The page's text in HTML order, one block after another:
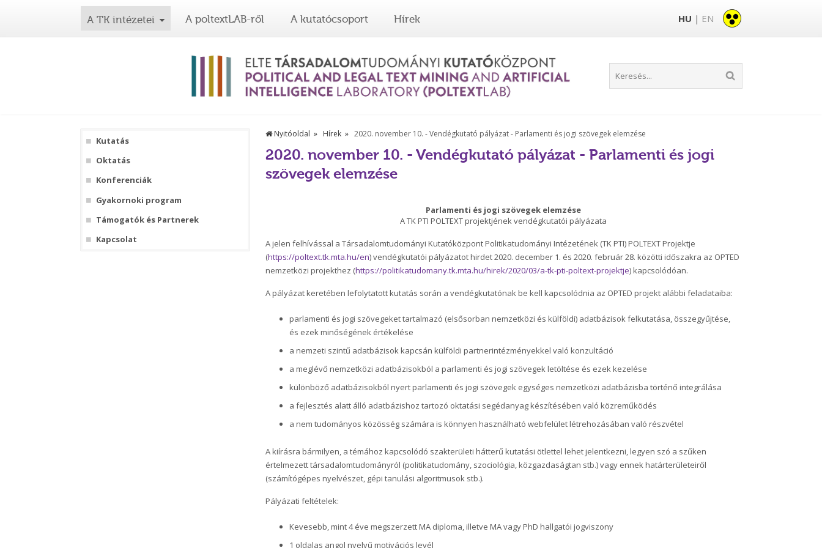
A TK intézetei A poltextLAB-ről A kutatócsoport Hírek HU | EN
Kutatás
Oktatás
Konferenciák
Gyakornoki program
Támogatók és Partnerek
Kapcsolat
Nyitóoldal Hírek 2020. november 10. - Vendégkutató pályázat - Parlamenti és jogi szövegek elemzése
2020. november 10. - Vendégkutató pályázat - Parlamenti és jogi
szövegek elemzése
Parlamenti és jogi szövegek elemzése
A TK PTI POLTEXT projektjének vendégkutatói pályázata
A jelen felhívással a Társadalomtudományi Kutatóközpont Politikatudományi Intézetének (TK PTI) POLTEXT Projektje
(https://poltext.tk.mta.hu/en) vendégkutatói pályázatot hirdet 2020. december 1. és 2020. február 28. közötti időszakra az OPTED
nemzetközi projekthez (https://politikatudomany.tk.mta.hu/hirek/2020/03/a-tk-pti-poltext-projektje) kapcsolódóan.
A pályázat keretében lefolytatott kutatás során a vendégkutatónak be kell kapcsolódnia az OPTED projekt alábbi feladataiba:
parlamenti és jogi szövegeket tartalmazó (elsősorban nemzetközi és külföldi) adatbázisok felkutatása, összegyűjtése,
és ezek minőségének értékelése
a nemzeti szintű adatbázisok kapcsán külföldi partnerintézményekkel való konzultáció
a meglévő nemzetközi adatbázisokból a parlamenti és jogi szövegek letöltése és ezek kezelése
különböző adatbázisokból nyert parlamenti és jogi szövegek egységes nemzetközi adatbázisba történő integrálása
a fejlesztés alatt álló adatbázishoz tartozó oktatási segédanyag készítésében való közreműködés
a nem tudományos közösség számára is könnyen használható webfelület létrehozásában való részvétel
A kiírásra bármilyen, a témához kapcsolódó szakterületi hátterű kutatási ötlettel lehet jelentkezni, legyen szó a szűken
értelmezett társadalomtudományról (politikatudomány, szociológia, közgazdaságtan stb.) vagy ennek határterületeiről
(számítógépes nyelvészet, gépi tanulási algoritmusok stb.).
Pályázati feltételek:
Kevesebb, mint 4 éve megszerzett MA diploma, illetve MA vagy PhD hallgatói jogviszony
1 oldalas angol nyelvű motivációs levél